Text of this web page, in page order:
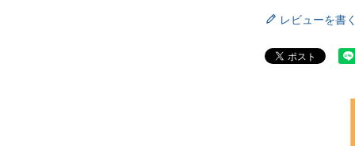
レビューを書